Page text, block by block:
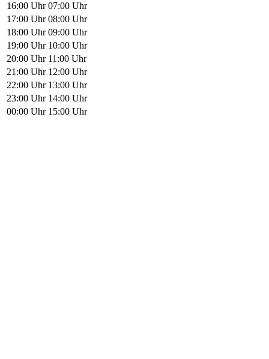
16:00 Uhr 07:00 Uhr
17:00 Uhr 08:00 Uhr
18:00 Uhr 09:00 Uhr
19:00 Uhr 10:00 Uhr
20:00 Uhr 11:00 Uhr
21:00 Uhr 12:00 Uhr
22:00 Uhr 13:00 Uhr
23:00 Uhr 14:00 Uhr
00:00 Uhr 15:00 Uhr